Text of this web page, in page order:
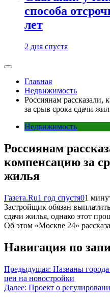
способа
лет
2 дня спустя
Главная
Недвижимость
Россиянам рассказали,
за срыв срока сдачи
Недвижимость
Россиянам
компенсацию за
жилья
Газета.Ru1 год спустя01
Застройщик обязан
сдачи жилья, однако этот
Об этом «Москве 24»
Навигация по
Предыдущая: Названы
цен на новостройки
Далее: Проект о